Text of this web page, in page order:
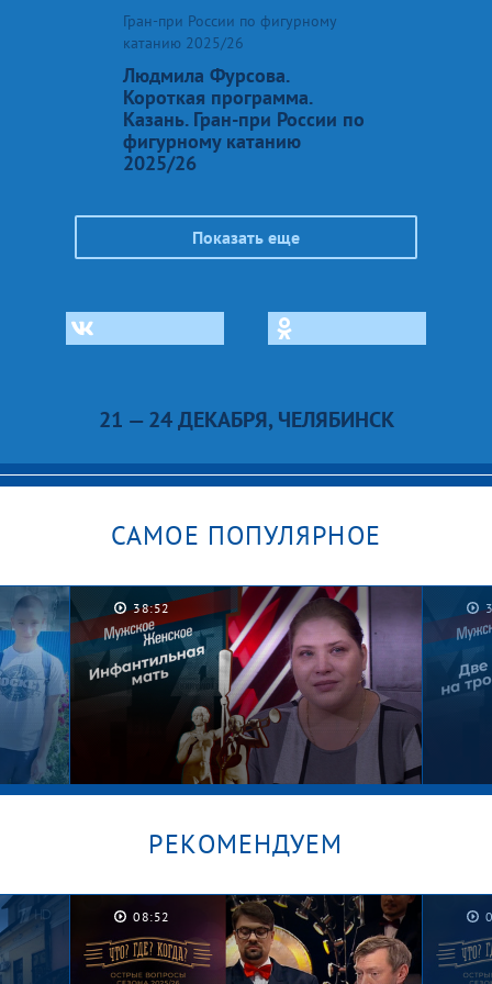
Гран-при России по фигурному
катанию 2025/26
Людмила Фурсова.
Короткая программа.
Казань. Гран-при России по
фигурному катанию
2025/26
Показать еще
21 — 24 ДЕКАБРЯ, ЧЕЛЯБИНСК
САМОЕ ПОПУЛЯРНОЕ
38:52
Безусловная жизнь. Мужское /
Женское
РЕКОМЕНДУЕМ
08:52